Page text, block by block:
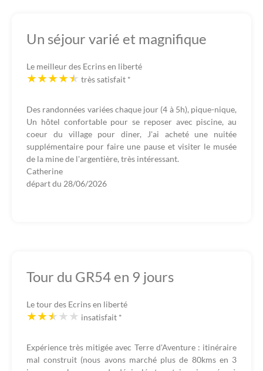
Un séjour varié et magnifique
Le meilleur des Ecrins en liberté
très satisfait *
Des randonnées variées chaque jour (4 à 5h), pique-nique,
Un hôtel confortable pour se reposer avec piscine, au
coeur du village pour diner, J'ai acheté une nuitée
supplémentaire pour faire une pause et visiter le musée
de la mine de l'argentière, très intéressant.
Catherine
départ du 28/06/2026
Tour du GR54 en 9 jours
Le tour des Ecrins en liberté
insatisfait *
Expérience très mitigée avec Terre d'Aventure : itinéraire
mal construit (nous avons marché plus de 80kms en 3